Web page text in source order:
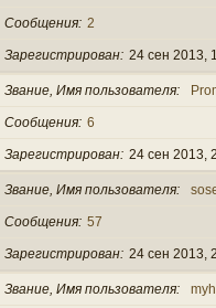
Сообщения 2
Зарегистрирован 24 сен 2013,
Звание, Имя пользователя
Сообщения 6
Зарегистрирован 24 сен 2013,
Звание, Имя пользователя
Сообщения 57
Зарегистрирован 24 сен 2013,
Звание, Имя пользователя